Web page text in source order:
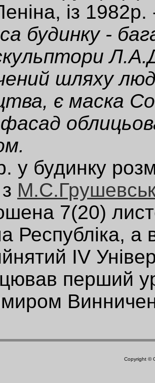
із
будинку -
шляху
є маска
фасад
у будинку
7(20)
Республіка, а
IV
перший
Copyright ©